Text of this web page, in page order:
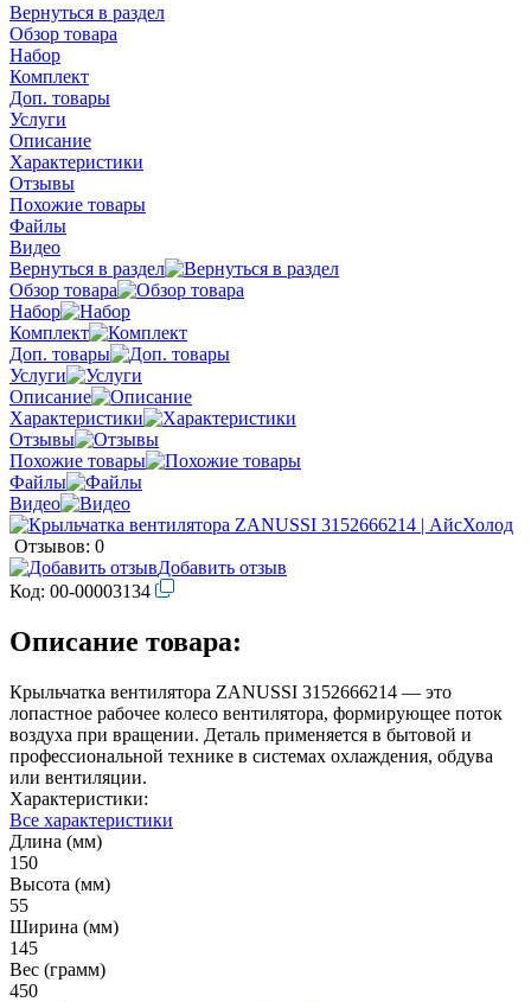
Вернуться в раздел
Обзор товара
Набор
Комплект
Доп. товары
Услуги
Описание
Характеристики
Отзывы
Похожие товары
Файлы
Видео
Вернуться в раздел
Обзор товара
Набор
Комплект
Доп. товары
Услуги
Описание
Характеристики
Отзывы
Похожие товары
Файлы
Видео
Отзывов: 0
Добавить отзыв
Код: 00-00003134
Описание товара:
Крыльчатка вентилятора ZANUSSI 3152666214 — это
лопастное рабочее колесо вентилятора, формирующее поток
воздуха при вращении. Деталь применяется в бытовой и
профессиональной технике в системах охлаждения, обдува
или вентиляции.
Характеристики:
Все характеристики
Длина (мм)
150
Высота (мм)
55
Ширина (мм)
145
Вес (грамм)
450